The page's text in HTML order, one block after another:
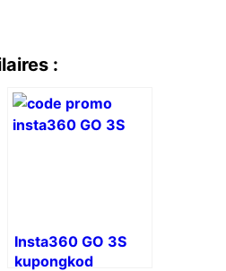
:
Insta360 GO 3S
kupongkod